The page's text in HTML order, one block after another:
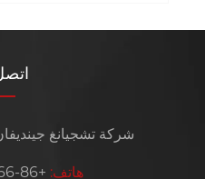
شركة تشجيانغ
هاتف: +86-13738886966